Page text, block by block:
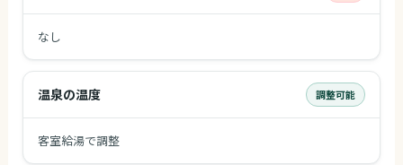
なし
温泉の温度 調整可能
客室給湯で調整